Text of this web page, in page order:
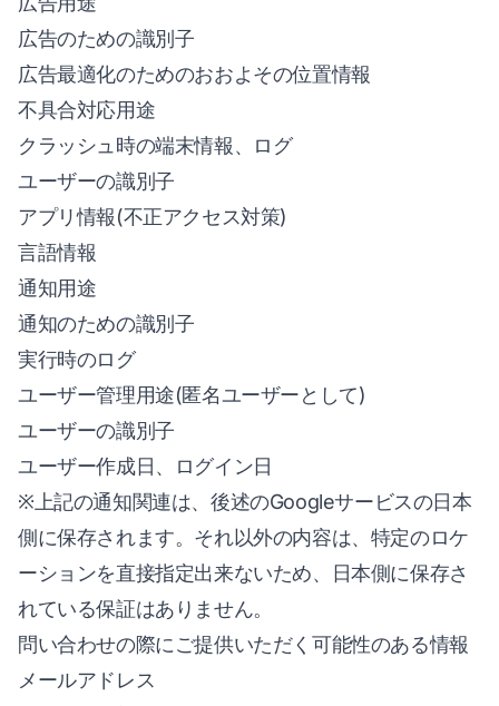
広告のための識別子
広告最適化のためのおおよその位置情報
不具合対応用途
クラッシュ時の端末情報、ログ
ユーザーの識別子
アプリ情報(不正アクセス対策)
言語情報
通知用途
通知のための識別子
実行時のログ
ユーザー管理用途(匿名ユーザーとして)
ユーザーの識別子
ユーザー作成日、ログイン日
※上記の通知関連は、後述のGoogleサービスの日本
側に保存されます。それ以外の内容は、特定のロケ
ーションを直接指定出来ないため、日本側に保存さ
れている保証はありません。
問い合わせの際にご提供いただく可能性のある情報
メールアドレス